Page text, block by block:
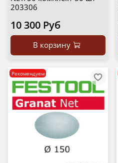
203306
10 300 Руб
В корзину
Рекомендуем